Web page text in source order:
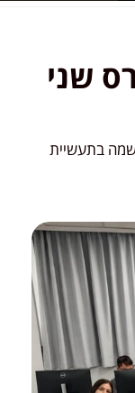
שני
בתעשיית